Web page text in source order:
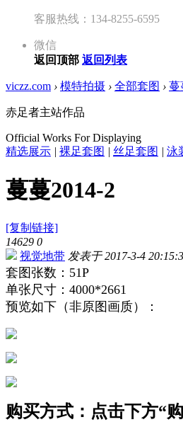
客服热线：134-8255-6595
微信
返回顶部 返回列表
viczz.com › 模特拍摄 › 全部套图 › 蔓
赤足者主站作品
Official Works For Displaying
精选展示 | 裸足套图 | 丝足套图 | 泳
蔓蔓2014-2
[复制链接]
14629 0
视觉地带 发表于 2017-3-4
套图张数：51P
单张尺寸：4000*2661
预览如下（非原图画质）：
购买方式：点击下方“